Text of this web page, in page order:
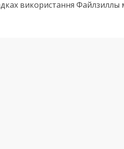
використання Файлзиллы